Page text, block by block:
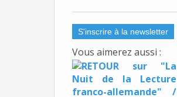
S'inscrire à la newsletter
Vous aimerez aussi :